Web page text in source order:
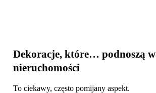
Dekoracje, które… podnoszą
nieruchomości
To ciekawy, często pomijany aspekt.